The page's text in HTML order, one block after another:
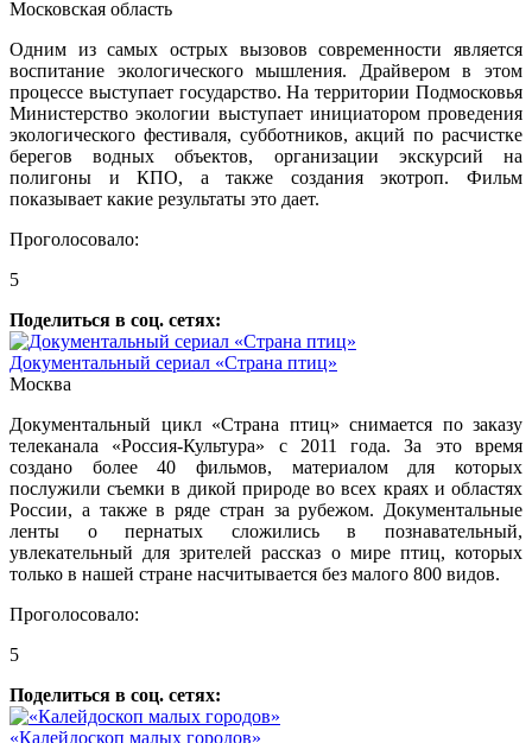
Московская область
Одним из самых острых вызовов современности является
воспитание экологического мышления. Драйвером в этом
процессе выступает государство. На территории Подмосковья
Министерство экологии выступает инициатором проведения
экологического фестиваля, субботников, акций по расчистке
берегов водных объектов, организации экскурсий на
полигоны и КПО, а также создания экотроп. Фильм
показывает какие результаты это дает.
Проголосовало:
5
Поделиться в соц. сетях:
Документальный сериал «Страна птиц»
Москва
Документальный цикл «Страна птиц» снимается по заказу
телеканала «Россия-Культура» с 2011 года. За это время
создано более 40 фильмов, материалом для которых
послужили съемки в дикой природе во всех краях и областях
России, а также в ряде стран за рубежом. Документальные
ленты о пернатых сложились в познавательный,
увлекательный для зрителей рассказ о мире птиц, которых
только в нашей стране насчитывается без малого 800 видов.
Проголосовало:
5
Поделиться в соц. сетях:
«Калейдоскоп малых городов»